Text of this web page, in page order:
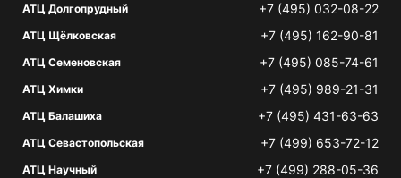
АТЦ Долгопрудный +7 (495) 032-08-22
АТЦ Щёлковская +7 (495) 162-90-81
АТЦ Семеновская +7 (495) 085-74-61
АТЦ Химки +7 (495) 989-21-31
АТЦ Балашиха +7 (495) 431-63-63
АТЦ Севастопольская +7 (499) 653-72-12
АТЦ Научный +7 (499) 288-05-36